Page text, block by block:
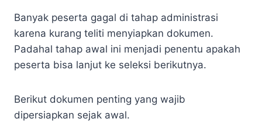
Banyak peserta gagal di tahap administrasi
karena kurang teliti menyiapkan dokumen.
Padahal tahap awal ini menjadi penentu apakah
peserta bisa lanjut ke seleksi berikutnya.
Berikut dokumen penting yang wajib
dipersiapkan sejak awal.